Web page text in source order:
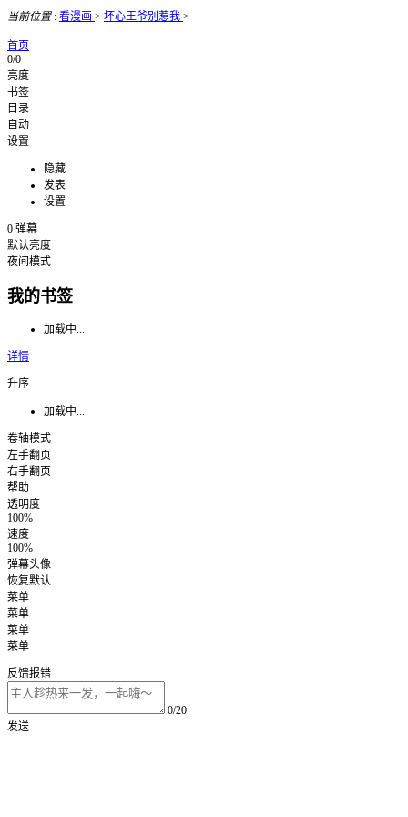
当前位置: 看漫画 > 坏心王爷别惹我 >
首页
0/0
亮度
书签
目录
自动
设置
隐藏
发表
设置
0 弹幕
默认亮度
夜间模式
我的书签
加载中...
详情
升序
加载中...
卷轴模式
左手翻页
右手翻页
帮助
透明度
100%
速度
100%
弹幕头像
恢复默认
菜单
菜单
菜单
菜单
反馈报错
0/20
发送